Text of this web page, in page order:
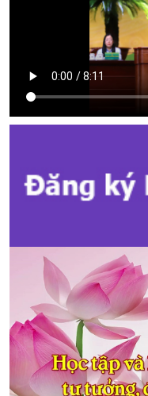
Kế hoạch tổ chức đợt
hội khóa XVI và ĐB Hội
Hướng dẫn tuyên truyền
đại biểu toàn quốc Hội
- 2031
Hội đồng nhân dân các cấp